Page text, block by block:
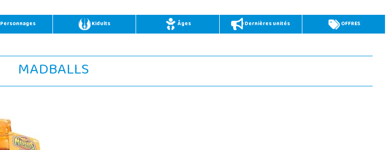
Personnages Kidults Âges Dernières unités OFFRES
MADBALLS